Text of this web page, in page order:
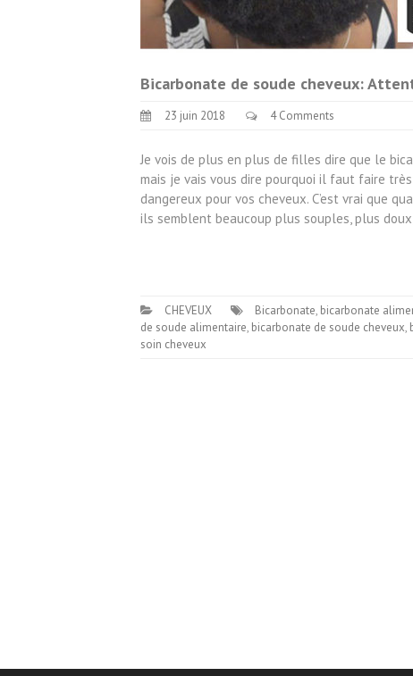
Bicarbonate de soude cheveux:
23 juin 2018 4 Comments
Je vois de plus en plus de filles dire que le
mais je vais vous dire pourquoi il faut faire
dangereux pour vos cheveux. C’est vrai que
ils semblent beaucoup plus souples, plus
CHEVEUX Bicarbonate, bicarbonate
de soude alimentaire, bicarbonate de soude cheveux,
soin cheveux